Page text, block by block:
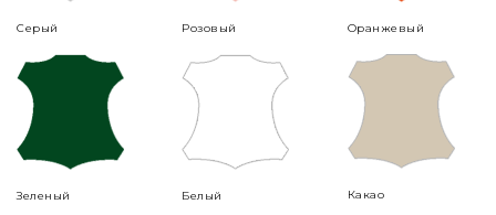
Серый Розовый Оранжевый
Зеленый Белый Какао